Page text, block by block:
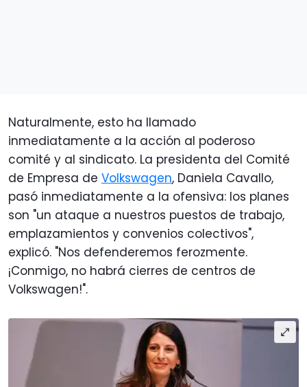
Naturalmente, esto ha llamado
inmediatamente a la acción al poderoso
comité y al sindicato. La presidenta del Comité
de Empresa de Volkswagen, Daniela Cavallo,
pasó inmediatamente a la ofensiva: los planes
son "un ataque a nuestros puestos de trabajo,
emplazamientos y convenios colectivos",
explicó. "Nos defenderemos ferozmente.
¡Conmigo, no habrá cierres de centros de
Volkswagen!".